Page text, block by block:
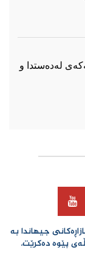
لەدەستدا و
جیهاندا بە